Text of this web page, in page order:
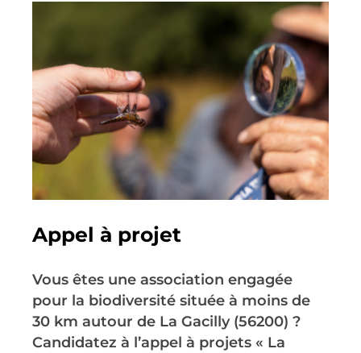
Appel à projet
Vous êtes une association engagée
pour la biodiversité située à moins de
30 km autour de La Gacilly (56200) ?
Candidatez à l’appel à projets « La